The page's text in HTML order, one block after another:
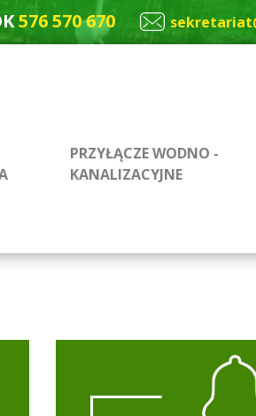
576 570 670
PRZYŁĄCZE WODNO -
KANALIZACYJNE